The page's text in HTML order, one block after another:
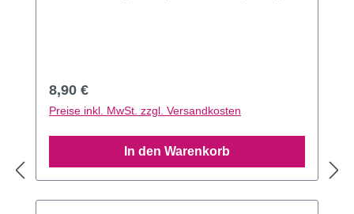
Regulärer Preis:
8,90 €
Preise inkl. MwSt. zzgl. Versandkosten
In den Warenkorb